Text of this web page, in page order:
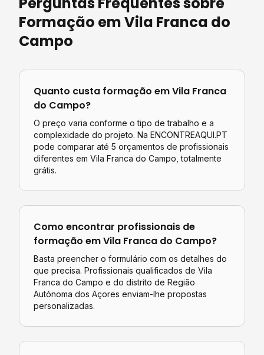
Formação emVila Franca do
Campo
Quanto custa formação emVila Franca
do Campo?
O preço varia conforme o tipo de trabalho e a
complexidade do projeto. Na ENCONTREAQUI.PT
pode comparar até 5 orçamentos de profissionais
diferentes em Vila Franca do Campo , totalmente
grátis.
Como encontrar profissionais de
formação emVila Franca do Campo?
Basta preencher o formulário com os detalhes do
que precisa. Profissionais qualificados de Vila
Franca do Campo e do distrito de Região
Autónoma dos Açores enviam-lhe propostas
personalizadas.